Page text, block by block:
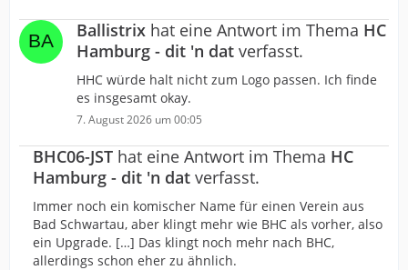
Ballistrix hat eine Antwort im Thema HC
Hamburg - dit 'n dat verfasst.
HHC würde halt nicht zum Logo passen. Ich finde
es insgesamt okay.
7. August 2026 um 00:05
BHC06-JST hat eine Antwort im Thema HC
Hamburg - dit 'n dat verfasst.
Immer noch ein komischer Name für einen Verein aus
Bad Schwartau, aber klingt mehr wie BHC als vorher, also
ein Upgrade. […] Das klingt noch mehr nach BHC,
allerdings schon eher zu ähnlich.